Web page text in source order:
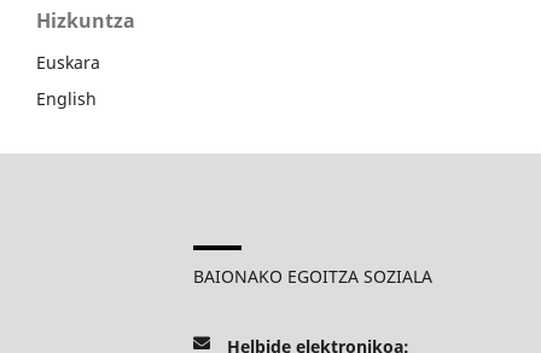
Hizkuntza
Euskara
English
BAIONAKO EGOITZA SOZIALA
Helbide elektronikoa: